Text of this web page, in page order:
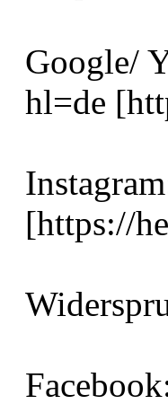
Google/
hl=de
[https://